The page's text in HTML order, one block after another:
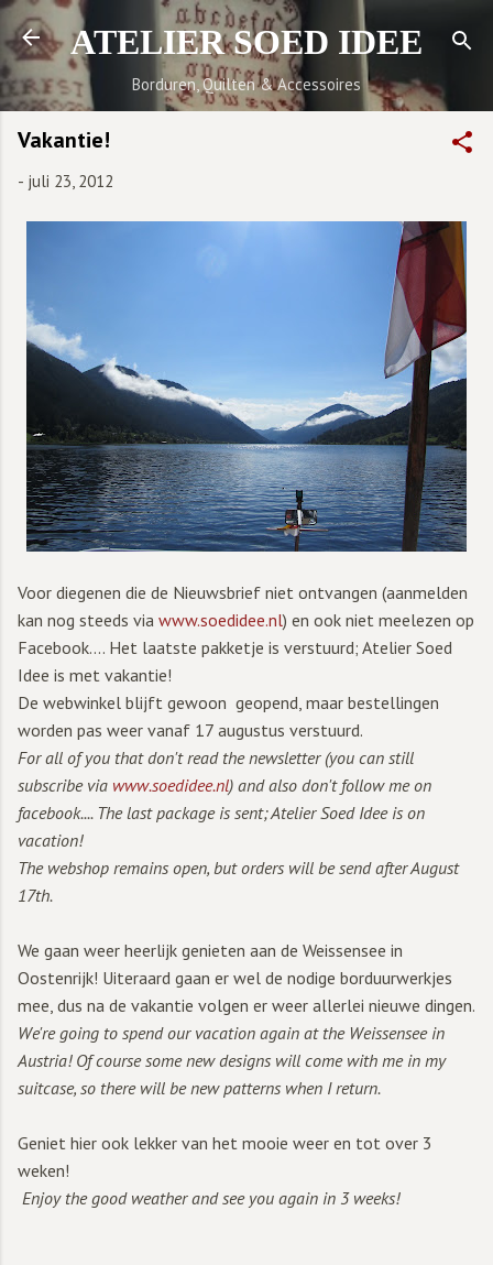
Doorgaan naar hoofdcontent
ATELIER SOED IDEE
Borduren, Quilten & Accessoires
Vakantie!
- juli 23, 2012
Voor diegenen die de Nieuwsbrief niet ontvangen (aanmelden
kan nog steeds via www.soedidee.nl) en ook niet meelezen op
Facebook.... Het laatste pakketje is verstuurd; Atelier Soed
Idee is met vakantie!
De webwinkel blijft gewoon geopend, maar bestellingen
worden pas weer vanaf 17 augustus verstuurd.
For all of you that don't read the newsletter (you can still
subscribe via www.soedidee.nl) and also don't follow me on
facebook.... The last package is sent; Atelier Soed Idee is on
vacation!
The webshop remains open, but orders will be send after August
17th.
We gaan weer heerlijk genieten aan de Weissensee in
Oostenrijk! Uiteraard gaan er wel de nodige borduurwerkjes
mee, dus na de vakantie volgen er weer allerlei nieuwe dingen.
We're going to spend our vacation again at the Weissensee in
Austria! Of course some new designs will come with me in my
suitcase, so there will be new patterns when I return.
Geniet hier ook lekker van het mooie weer en tot over 3
weken!
Enjoy the good weather and see you again in 3 weeks!